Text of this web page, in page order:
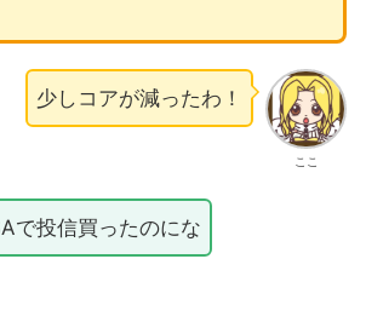
ここ
少しコアが減ったわ！
で投信買ったのにな